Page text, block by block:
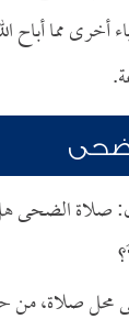
أخرى مما أباح
صلاة الضحى
صلاة، من